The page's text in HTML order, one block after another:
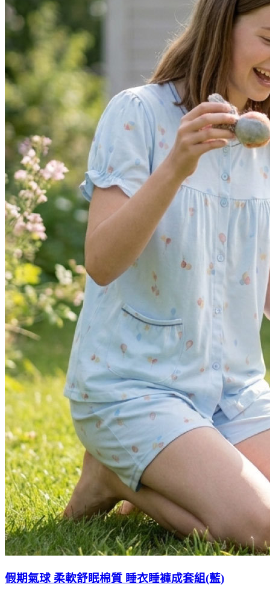
假期氣球 柔軟舒眠棉質 睡衣睡褲成套組(藍)